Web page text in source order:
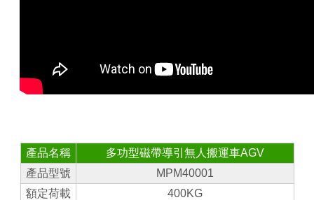
產品名稱 多功型磁帶導引無人搬運車AGV
產品型號
MPM40001
額定荷載
400KG